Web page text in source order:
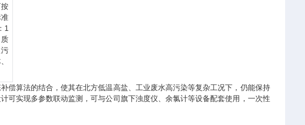
1
偿算法的结合，使其在北方低温高盐、工业废水高污染等复杂工况下，仍能保持
可实现多参数联动监测，可与公司旗下浊度仪、余氯计等设备配套使用，一次性